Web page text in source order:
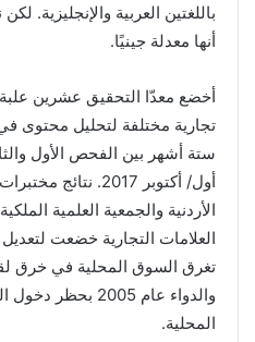
باللغتين العربية والإنجليزية.
أنها معدلة جينيًا.
أخضع معدّا التحقيق عشرين
تجارية مختلفة لتحليل محتوى
ستة أشهر بين الفحص الأول
أول/ أكتوبر 2017.
العلامات التجارية خضعت
تغرق السوق المحلية في خرق
والدواء عام 2005
المحلية.